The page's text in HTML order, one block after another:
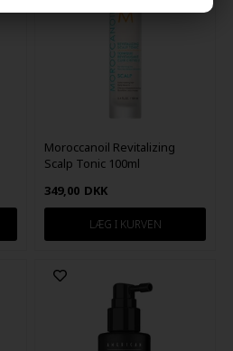
Moroccanoil Revitalizing
Scalp Tonic 100ml
349,00 DKK